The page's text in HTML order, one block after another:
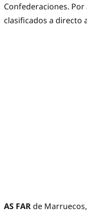
Confederaciones.
clasificados a directo
AS FARde Marruecos,